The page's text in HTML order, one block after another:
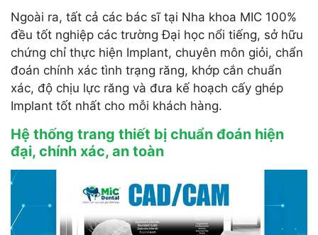
Ngoài ra, tất cả các bác sĩ tại Nha khoa MIC 100%
đều tốt nghiệp các trường Đại học nổi tiếng, sở hữu
chứng chỉ thực hiện Implant, chuyên môn giỏi, chẩn
đoán chính xác tình trạng răng, khớp cắn chuẩn
xác, độ chịu lực răng và đưa kế hoạch cấy ghép
Implant tốt nhất cho mỗi khách hàng.
Hệ thống trang thiết bị chuẩn đoán hiện
đại, chính xác, an toàn